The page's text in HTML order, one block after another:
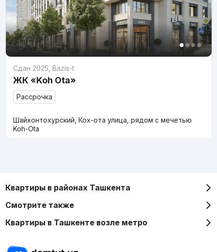
Сдан 2025 Bazis-t
ЖК «Koh Ota»
Рассрочка
Шайхонтохурский, Кох-ота улица, рядом с мечетью
Koh-Ota
Квартиры в районах Ташкента
Смотрите также
Квартиры в Ташкенте возле метро